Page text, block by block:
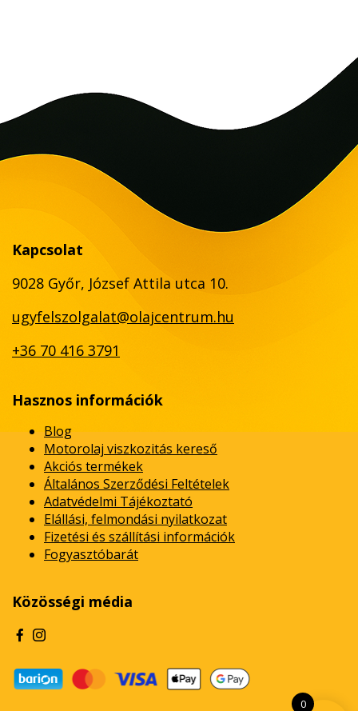
Kapcsolat
9028 Győr, József Attila utca 10.
ugyfelszolgalat@olajcentrum.hu
+36 70 416 3791
Hasznos információk
Blog
Motorolaj viszkozitás kereső
Akciós termékek
Általános Szerződési Feltételek
Adatvédelmi Tájékoztató
Elállási, felmondási nyilatkozat
Fizetési és szállítási információk
Fogyasztóbarát
Közösségi média
0